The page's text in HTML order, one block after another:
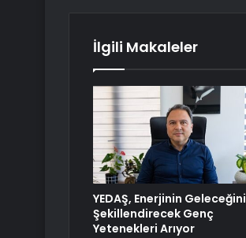
İlgili Makaleler
YEDAŞ, Enerjinin Geleceğini
Şekillendirecek Genç
Yetenekleri Arıyor